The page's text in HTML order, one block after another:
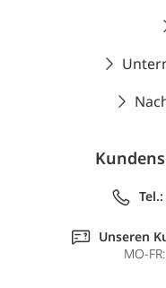
Tel.:
Unseren
MO-